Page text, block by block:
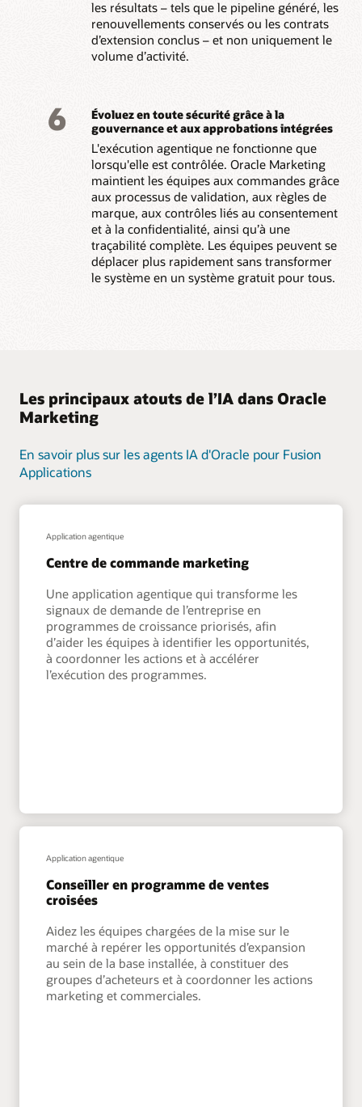
les résultats – tels que le pipeline généré, les
renouvellements conservés ou les contrats
d’extension conclus – et non uniquement le
volume d’activité.
6
Évoluez en toute sécurité grâce à la
gouvernance et aux approbations intégrées
L'exécution agentique ne fonctionne que
lorsqu'elle est contrôlée. Oracle Marketing
maintient les équipes aux commandes grâce
aux processus de validation, aux règles de
marque, aux contrôles liés au consentement
et à la confidentialité, ainsi qu’à une
traçabilité complète. Les équipes peuvent se
déplacer plus rapidement sans transformer
le système en un système gratuit pour tous.
Les principaux atouts de l’IA dans Oracle
Marketing
En savoir plus sur les agents IA d'Oracle pour Fusion
Applications
Application agentique
Centre de commande marketing
Une application agentique qui transforme les
signaux de demande de l’entreprise en
programmes de croissance priorisés, afin
d’aider les équipes à identifier les opportunités,
à coordonner les actions et à accélérer
l’exécution des programmes.
Application agentique
Conseiller en programme de ventes
croisées
Aidez les équipes chargées de la mise sur le
marché à repérer les opportunités d’expansion
au sein de la base installée, à constituer des
groupes d’acheteurs et à coordonner les actions
marketing et commerciales.